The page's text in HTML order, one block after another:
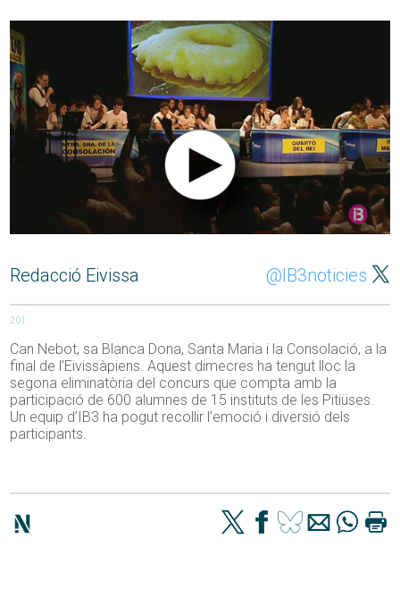
Redacció Eivissa @IB3noticies
201
Can Nebot, sa Blanca Dona, Santa Maria i la Consolació, a la
final de l’Eivissàpiens. Aquest dimecres ha tengut lloc la
segona eliminatòria del concurs que compta amb la
participació de 600 alumnes de 15 instituts de les Pitiüses.
Un equip d’IB3 ha pogut recollir l’emoció i diversió dels
participants.